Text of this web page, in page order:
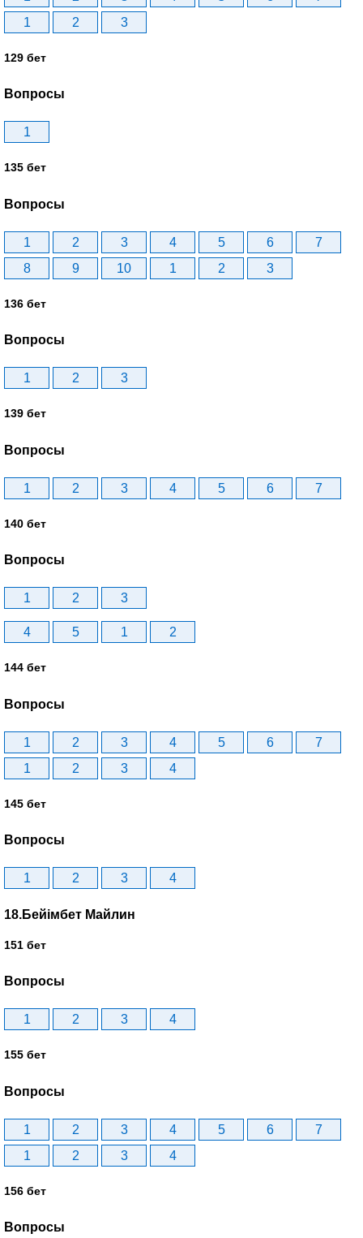
1
2 3
129 бет
Вопросы
1
135 бет
Вопросы
1 2 3 4 5 6
7
8
9 10 1 2 3
136 бет
Вопросы
1 2 3
139 бет
Вопросы
1 2 3 4 5 6 7
140 бет
Вопросы
1 2 3
4 5 1 2
144 бет
Вопросы
1 2 3 4 5 6
7
1
2 3 4
145 бет
Вопросы
1 2 3 4
18.Бейімбет Майлин
151 бет
Вопросы
1 2 3 4
155 бет
Вопросы
1 2 3 4 5 6
7
1
2 3 4
156 бет
Вопросы